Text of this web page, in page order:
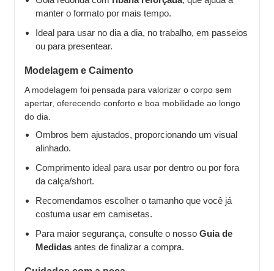
manter o formato por mais tempo.
Ideal para usar no dia a dia, no trabalho, em passeios
ou para presentear.
Modelagem e Caimento
A modelagem foi pensada para valorizar o corpo sem
apertar, oferecendo conforto e boa mobilidade ao longo
do dia.
Ombros bem ajustados, proporcionando um visual
alinhado.
Comprimento ideal para usar por dentro ou por fora
da calça/short.
Recomendamos escolher o tamanho que você já
costuma usar em camisetas.
Para maior segurança, consulte o nosso Guia de
Medidas antes de finalizar a compra.